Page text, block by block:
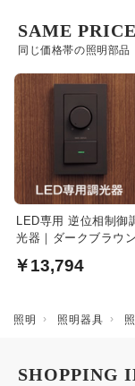
同じ価格帯の照明部品
SAME
LED専用 逆位相制御
光器｜ダークブラウン
￥13,794
照明 照明器具
SHOPPING